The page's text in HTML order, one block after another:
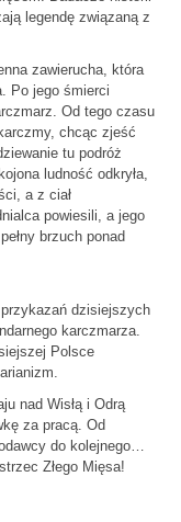
legendę związaną z
zawierucha, która
Po jego śmierci
Od tego czasu
chcąc zjeść
tu podróż
ludność odkryła,
a z ciał
powiesili, a jego
brzuch ponad
dzisiejszych
karczmarza.
Polsce
nad Wisłą i Odrą
za pracą. Od
do kolejnego…
Złego Mięsa!